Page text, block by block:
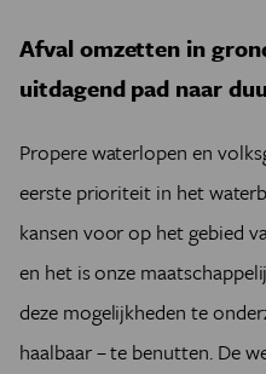
Afval omzetten in
uitdagend pad naar
Propere waterlopen en
eerste prioriteit in het
kansen voor op het gebied
en het is onze
deze mogelijkheden te
haalbaar – te benutten. De